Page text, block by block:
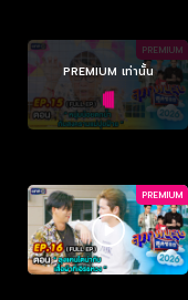
PREMIUM
PREMIUM เท่านั้น
PREMIUM